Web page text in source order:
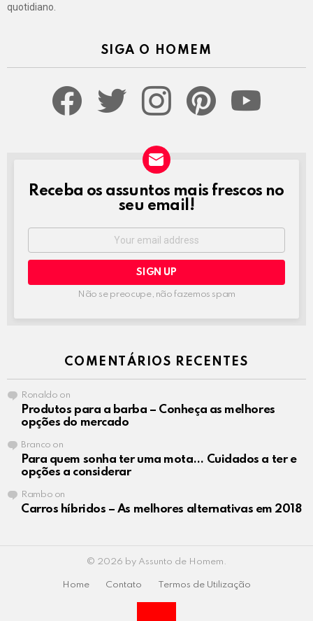
quotidiano.
SIGA O HOMEM
NEWSLETTER
Receba os assuntos mais frescos no
seu email!
Não se preocupe, não fazemos spam
COMENTÁRIOS RECENTES
Ronaldo on
Produtos para a barba – Conheça as melhores
opções do mercado
Branco on
Para quem sonha ter uma mota… Cuidados a ter e
opções a considerar
Rambo on
Carros híbridos – As melhores alternativas em 2018
© 2026 by Assunto de Homem.
Home Contato Termos de Utilização